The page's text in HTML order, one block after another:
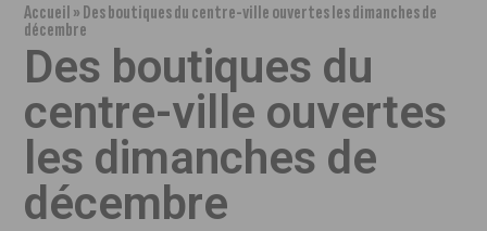
Accueil»Des boutiques du centre-ville ouvertes les dimanches de
décembre
Des boutiques du
centre-ville ouvertes
les dimanches de
décembre